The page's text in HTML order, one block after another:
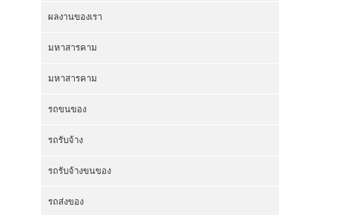
ผลงานของเรา
มหาสารคาม
มหาสารคาม
รถขนของ
รถรับจ้าง
รถรับจ้างขนของ
รถส่งของ